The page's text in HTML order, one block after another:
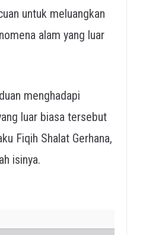
untuk meluangkan
alam yang luar
menghadapi
luar biasa tersebut
Fiqih Shalat Gerhana,
isinya.